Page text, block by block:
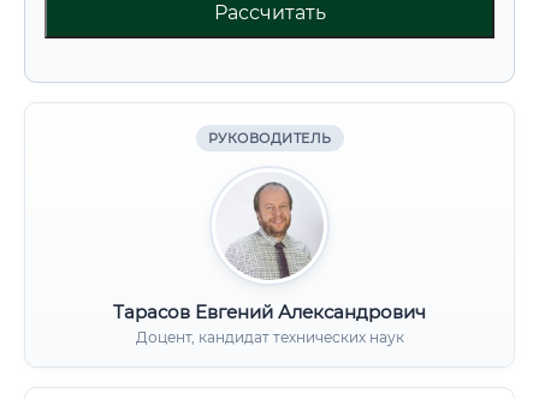
Рассчитать
РУКОВОДИТЕЛЬ
Тарасов Евгений Александрович
Доцент, кандидат технических наук